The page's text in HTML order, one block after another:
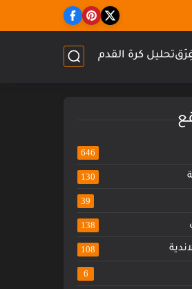
تحليل كرة القدم
646
130
39
138
108
6